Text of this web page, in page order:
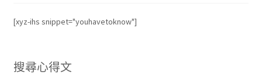
[xyz-ihs snippet="youhavetoknow"]
搜尋心得文